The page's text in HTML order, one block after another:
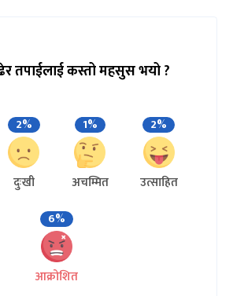
तपाईलाई कस्तो महसुस भयो ?
2%
दुःखी
1%
अचम्मित
2%
उत्साहित
6%
आक्रोशित